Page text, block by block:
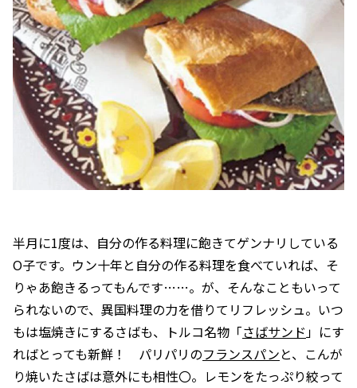
半月に1度は、自分の作る料理に飽きてゲンナリしている
O子です。ウン十年と自分の作る料理を食べていれば、そ
りゃあ飽きるってもんです……。が、そんなこともいって
られないので、異国料理の力を借りてリフレッシュ。いつ
もは塩焼きにするさばも、トルコ名物「さばサンド」にす
ればとっても新鮮！ パリパリのフランスパンと、こんが
り焼いたさばは意外にも相性〇。レモンをたっぷり絞って